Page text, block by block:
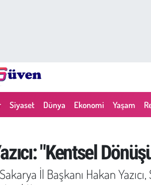
Siyaset Dünya Ekonomi Yaşam
"Kentsel
İl Başkanı Hakan